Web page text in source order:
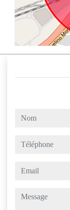
nom
téléphone
email
message